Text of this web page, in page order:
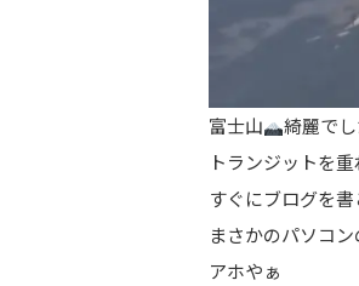
富士山
綺麗で
トランジットを
すぐにブログを
まさかのパソコ
アホやぁ